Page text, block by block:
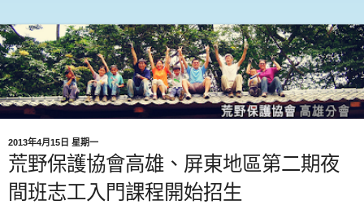
2013年4月15日 星期一
荒野保護協會高雄、屏東地區第二期夜
間班志工入門課程開始招生